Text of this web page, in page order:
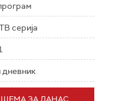
серија
ЗА ДАНАС